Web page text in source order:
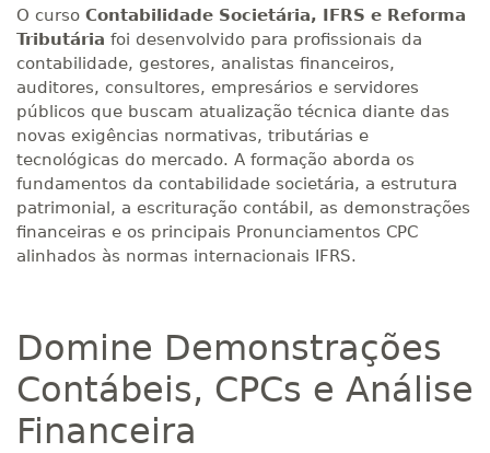
O curso Contabilidade Societária, IFRS e Reforma
Tributária foi desenvolvido para profissionais da
contabilidade, gestores, analistas financeiros,
auditores, consultores, empresários e servidores
públicos que buscam atualização técnica diante das
novas exigências normativas, tributárias e
tecnológicas do mercado. A formação aborda os
fundamentos da contabilidade societária, a estrutura
patrimonial, a escrituração contábil, as demonstrações
financeiras e os principais Pronunciamentos CPC
alinhados às normas internacionais IFRS.
Domine Demonstrações
Contábeis, CPCs e Análise
Financeira